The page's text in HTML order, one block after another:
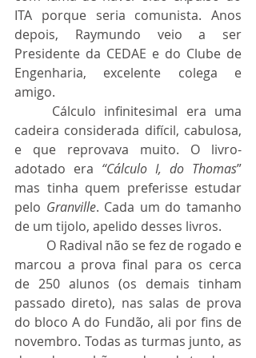
ITA porque seria comunista. Anos
depois, Raymundo veio a ser
Presidente da CEDAE e do Clube de
Engenharia, excelente colega e
amigo.
cadeira considerada difícil, cabulosa,
e que reprovava muito. O livro-
adotado era “Cálculo I, do Thomas”
mas tinha quem preferisse estudar
pelo Granville. Cada um do tamanho
de um tijolo, apelido desses livros.
marcou a prova final para os cerca
de 250 alunos (os demais tinham
passado direto), nas salas de prova
do bloco A do Fundão, ali por fins de
novembro. Todas as turmas junto, as